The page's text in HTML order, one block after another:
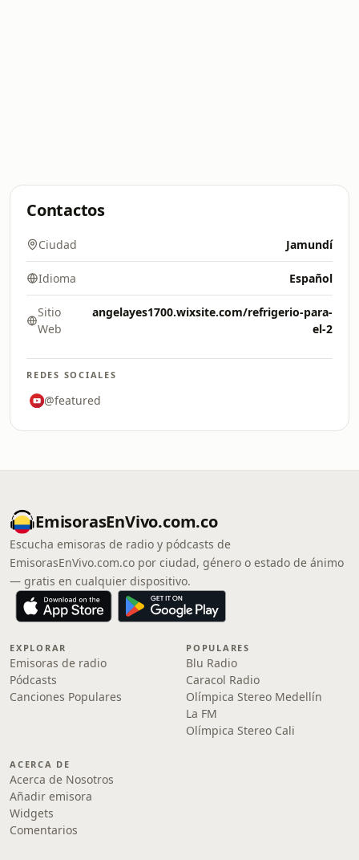
Contactos
Ciudad Jamundí
Idioma Español
Sitio
Web
angelayes1700.wixsite.com/refrigerio-para-
el-2
REDES SOCIALES
@featured
EmisorasEnVivo.com.co
Escucha emisoras de radio y pódcasts de
EmisorasEnVivo.com.co por ciudad, género o estado de ánimo
— gratis en cualquier dispositivo.
EXPLORAR
Emisoras de radio
Pódcasts
Canciones Populares
POPULARES
Blu Radio
Caracol Radio
Olímpica Stereo Medellín
La FM
Olímpica Stereo Cali
ACERCA DE
Acerca de Nosotros
Añadir emisora
Widgets
Comentarios